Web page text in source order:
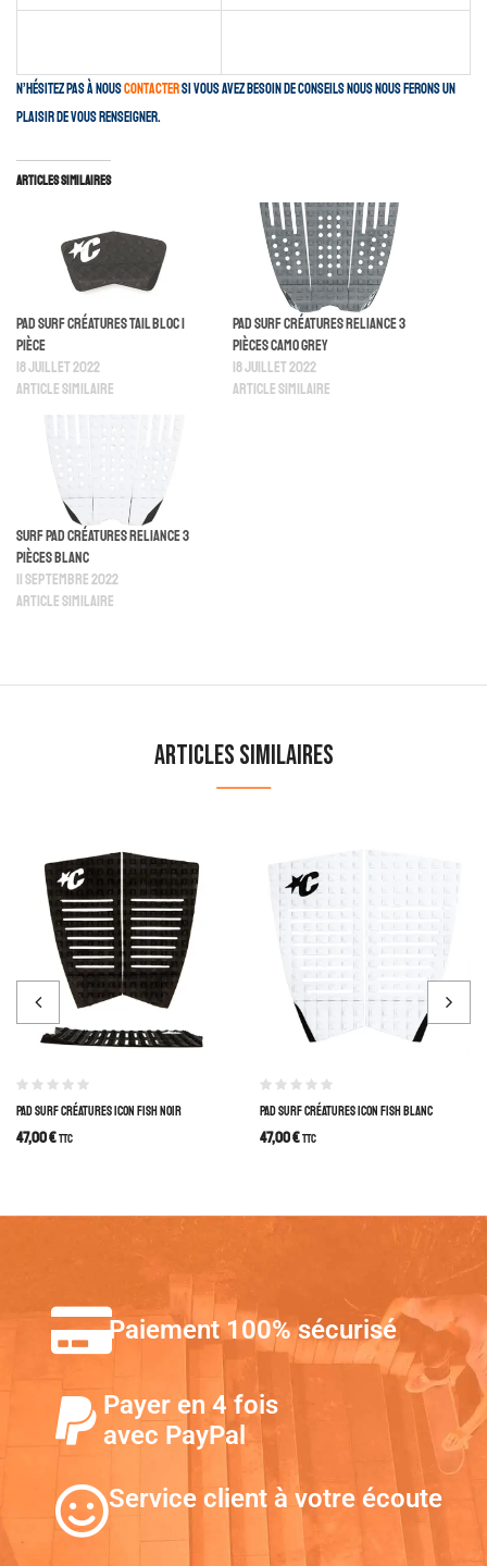
N’hésitez pas à nouscontactersi vous avez besoin de conseils nous nous ferons un
plaisir de vous renseigner.
Articles similaires
Pad Surf Créatures Tail Bloc 1
Pièce
18 juillet 2022
Article similaire
Pad Surf Créatures Reliance 3
Pièces Camo Grey
18 juillet 2022
Article similaire
Surf Pad Créatures Reliance 3
Pièces Blanc
11 septembre 2022
Article similaire
Articles similaires
PAD SURF CRÉATURES ICON FISH NOIR
47,00€TTC
PAD SURF CRÉATURES ICON FISH BLANC
47,00€TTC
Paiement 100% sécurisé
Payer en 4 fois
avec PayPal
Service client à votre écoute